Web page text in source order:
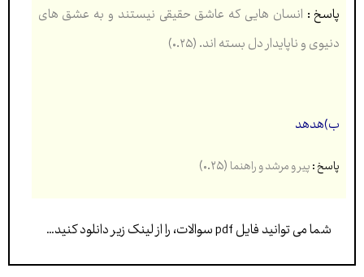
پاسخ : انسان هایی که عاشق حقیقی نیستند و به عشق های
دنیوی و ناپایدار دل بسته اند. (۰.۲۵)
ب)هدهد
پاسخ :پیر و مرشد و راهنما(۰.۲۵)
شما می توانید فایل pdf سوالات، را از لینک زیر دانلود کنید…